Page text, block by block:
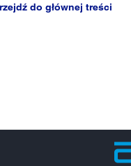
do głównej treści